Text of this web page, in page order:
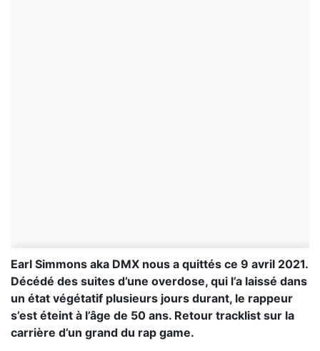
Earl Simmons aka DMX nous a quittés ce 9 avril 2021.
Décédé des suites d’une overdose, qui l’a laissé dans
un état végétatif plusieurs jours durant, le rappeur
s’est éteint à l’âge de 50 ans. Retour tracklist sur la
carrière d’un grand du rap game.